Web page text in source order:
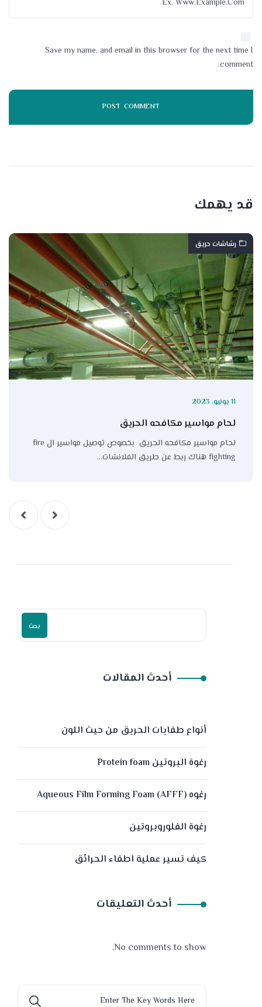
Save my name, and email in this browser for the next time I
comment.
قد يهمك
رشاشات حريق
11 يونيو، 2023
لحام مواسير مكافحه الحريق
لحام مواسير مكافحه الحريق بخصوص توصيل مواسير ال fire
fighting هناك ربط عن طريق الفلانشات…
بحث
أحدث المقالات
أنواع طفايات الحريق من حيث اللون
رغوة البروتين Protein foam
رغوه (Aqueous Film Forming Foam (AFFF
رغوة الفلوروبروتين
كيف تسير عملية اطفاء الحرائق
أحدث التعليقات
No comments to show.